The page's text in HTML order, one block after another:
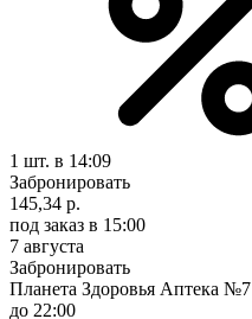
1 шт. в 14:09
Забронировать
145,34 р.
под заказ в 15:00
7 августа
Забронировать
Планета Здоровья Аптека №7
до 22:00